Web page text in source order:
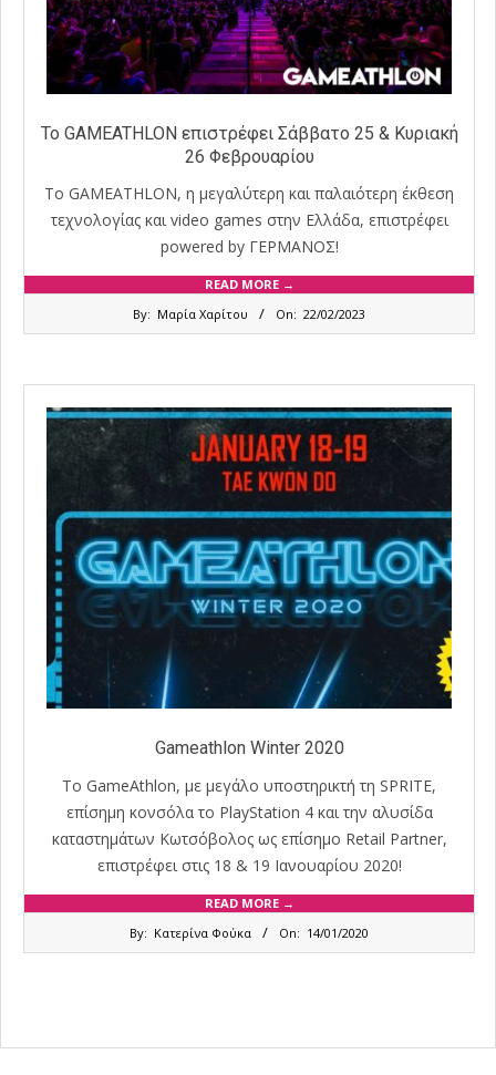
Το GAMEATHLON επιστρέφει Σάββατο 25 & Κυριακή
26 Φεβρουαρίου
Το GAMEATHLON, η μεγαλύτερη και παλαιότερη έκθεση
τεχνολογίας και video games στην Ελλάδα, επιστρέφει
powered by ΓΕΡΜΑΝΟΣ!
READ MORE →
By: Μαρία Χαρίτου On: 22/02/2023
Gameathlon Winter 2020
Το GameAthlon, με μεγάλο υποστηρικτή τη SPRITE,
επίσημη κονσόλα το PlayStation 4 και την αλυσίδα
καταστημάτων Κωτσόβολος ως επίσημο Retail Partner,
επιστρέφει στις 18 & 19 Ιανουαρίου 2020!
READ MORE →
By: Κατερίνα Φούκα On: 14/01/2020